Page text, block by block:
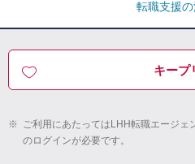
転職支援
キープ
※ ご利用にあたってはLHH転職エージ
のログインが必要です。